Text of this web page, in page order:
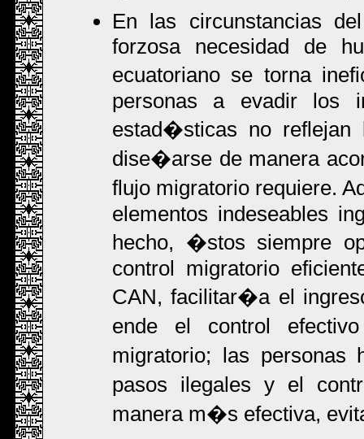
En las circunstancias
forzosa necesidad de
ecuatoriano se torna
personas a evadir los
estad�sticas no
dise�arse de manera
flujo migratorio requiere.
elementos indeseables
hecho, �stos siempre
control migratorio
CAN, facilitar�a el
ende el control
migratorio; las
pasos ilegales y el
manera m�s efectiva,